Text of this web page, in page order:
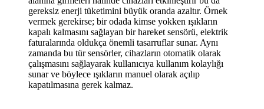
gereksiz enerji tüketimini büyük oranda azaltır. Örnek
vermek gerekirse; bir odada kimse yokken ışıkların
kapalı kalmasını sağlayan bir hareket sensörü, elektrik
faturalarında oldukça önemli tasarruflar sunar. Aynı
zamanda bu tür sensörler, cihazların otomatik olarak
çalışmasını sağlayarak kullanıcıya kullanım kolaylığı
sunar ve böylece ışıkların manuel olarak açılıp
kapatılmasına gerek kalmaz.